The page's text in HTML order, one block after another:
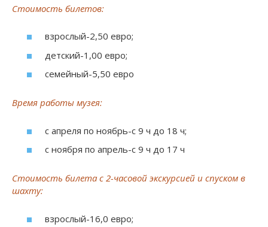
Стоимость билетов:
взрослый-2,50 евро;
детский-1,00 евро;
семейный-5,50 евро
Время работы музея:
с апреля по ноябрь-с 9 ч до 18 ч;
с ноября по апрель-с 9 ч до 17 ч
Стоимость билета с 2-часовой экскурсией и спуском в
шахту:
взрослый-16,0 евро;